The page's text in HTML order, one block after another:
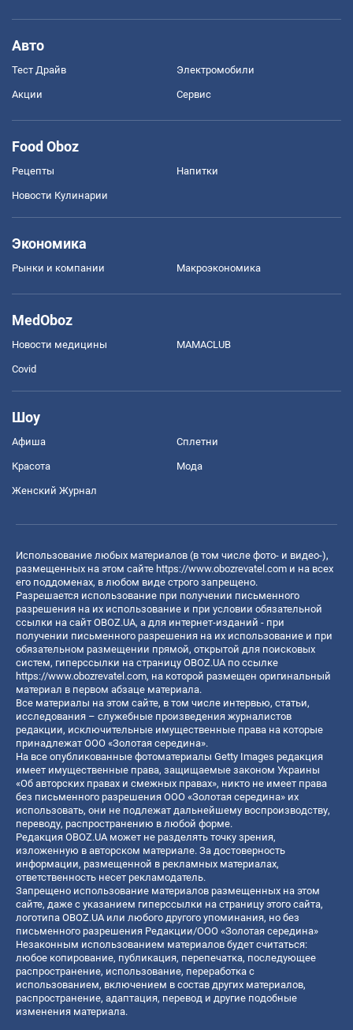
Авто
Тест Драйв Электромобили
Акции Сервис
Food Oboz
Рецепты Напитки
Новости Кулинарии
Экономика
Рынки и компании Mакроэкономика
MedOboz
Новости медицины MAMACLUB
Covid
Шоу
Афиша Сплетни
Красота Мода
Женский Журнал
Использование любых материалов (в том числе фото- и видео-),
размещенных на этом сайте https://www.obozrevatel.com и на всех
его поддоменах, в любом виде строго запрещено.
Разрешается использование при получении письменного
разрешения на их использование и при условии обязательной
ссылки на сайт OBOZ.UA, а для интернет-изданий - при
получении письменного разрешения на их использование и при
обязательном размещении прямой, открытой для поисковых
систем, гиперссылки на страницу OBOZ.UA по ссылке
https://www.obozrevatel.com, на которой размещен оригинальный
материал в первом абзаце материала.
Все материалы на этом сайте, в том числе интервью, статьи,
исследования – служебные произведения журналистов
редакции, исключительные имущественные права на которые
принадлежат ООО «Золотая середина».
На все опубликованные фотоматериалы Getty Images редакция
имеет имущественные права, защищаемые законом Украины
«Об авторских правах и смежных правах», никто не имеет права
без письменного разрешения ООО «Золотая середина» их
использовать, они не подлежат дальнейшему воспроизводству,
переводу, распространению в любой форме.
Редакция OBOZ.UA может не разделять точку зрения,
изложенную в авторском материале. За достоверность
информации, размещенной в рекламных материалах,
ответственность несет рекламодатель.
Запрещено использование материалов размещенных на этом
сайте, даже с указанием гиперссылки на страницу этого сайта,
логотипа OBOZ.UA или любого другого упоминания, но без
письменного разрешения Редакции/ООО «Золотая середина»
Незаконным использованием материалов будет считаться:
любое копирование, публикация, перепечатка, последующее
распространение, использование, переработка с
использованием, включением в состав других материалов,
распространение, адаптация, перевод и другие подобные
изменения материала.